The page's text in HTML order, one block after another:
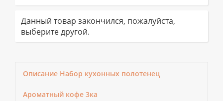
Данный товар закончился, пожалуйста,
выберите другой.
Описание Набор кухонных полотенец
Ароматный кофе 3ка